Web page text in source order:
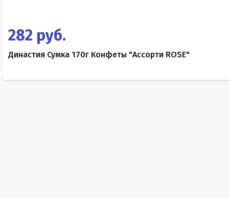
282 руб.
Династия Сумка 170г Конфеты "Ассорти ROSE"